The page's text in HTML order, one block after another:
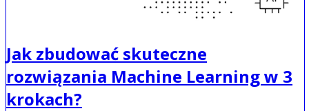
Jak zbudować skuteczne
rozwiązania Machine Learning w 3
krokach?